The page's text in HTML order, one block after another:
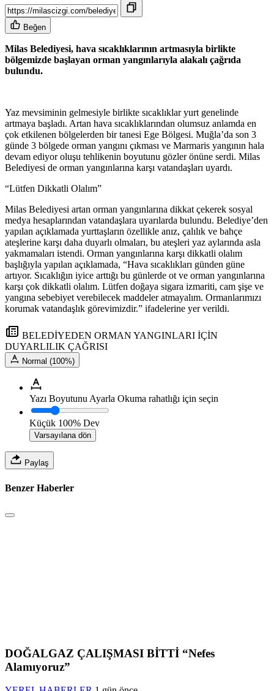
Beğen
Milas Belediyesi, hava sıcaklıklarının artmasıyla birlikte
bölgemizde başlayan orman yangınlarıyla alakalı çağrıda
bulundu.
Yaz mevsiminin gelmesiyle birlikte sıcaklıklar yurt genelinde
artmaya başladı. Artan hava sıcaklıklarından olumsuz anlamda en
çok etkilenen bölgelerden bir tanesi Ege Bölgesi. Muğla’da son 3
günde 3 bölgede orman yangını çıkması ve Marmaris yangının hala
devam ediyor oluşu tehlikenin boyutunu gözler önüne serdi. Milas
Belediyesi de orman yangınlarına karşı vatandaşları uyardı.
“Lütfen Dikkatli Olalım”
Milas Belediyesi artan orman yangınlarına dikkat çekerek sosyal
medya hesaplarından vatandaşlara uyarılarda bulundu. Belediye’den
yapılan açıklamada yurttaşların özellikle anız, çalılık ve bahçe
ateşlerine karşı daha duyarlı olmaları, bu ateşleri yaz aylarında asla
yakmamaları istendi. Orman yangınlarına karşı dikkatli olalım
başlığıyla yapılan açıklamada, “Hava sıcaklıkları günden güne
artıyor. Sıcaklığın iyice arttığı bu günlerde ot ve orman yangınlarına
karşı çok dikkatli olalım. Lütfen doğaya sigara izmariti, cam şişe ve
yangına sebebiyet verebilecek maddeler atmayalım. Ormanlarımızı
korumak vatandaşlık görevimizdir.” ifadelerine yer verildi.
BELEDİYEDEN ORMAN YANGINLARI İÇİN
DUYARLILIK ÇAĞRISI
Normal (100%)
Yazı Boyutunu Ayarla Okuma rahatlığı için seçin
Küçük 100% Dev
Varsayılana dön
Paylaş
Benzer Haberler
DOĞALGAZ ÇALIŞMASI BİTTİ “Nefes
Alamıyoruz”